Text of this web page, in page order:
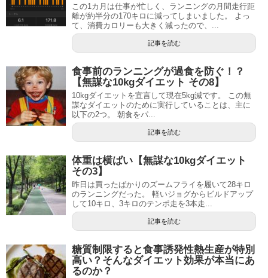
この1カ月は仕事が忙しく、ランニングの月間走行距
離が約半分の170キロに減ってしまいました。 よっ
て、消費カロリーも大きく減ったので、...
記事を読む
食事前のランニングが過食を防ぐ！？
【無謀な10kgダイエット その8】
10kgダイエットを宣言して現在5kg減です。 この無
謀なダイエットのために実行していることは、主に
以下の2つ。 朝食をパ...
記事を読む
体重は横ばい【無謀な10kgダイエット
その3】
昨日は買ったばかりのズームフライを履いて28キロ
のランニングだった。 軽いジョグからビルドアップ
して10キロ、3キロのテンポ走を3本走...
記事を読む
糖質制限すると食事誘発性熱生産が特別
高い？そんなダイエット効果が本当にあ
るのか？